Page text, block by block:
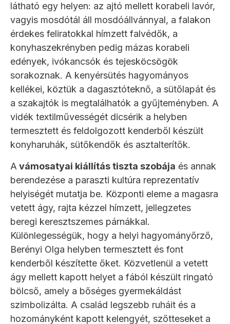
látható egy helyen: az ajtó mellett korabeli lavór,
vagyis mosdótál áll mosdóállvánnyal, a falakon
érdekes feliratokkal hímzett falvédők, a
konyhaszekrényben pedig mázas korabeli
edények, ivókancsók és tejesköcsögök
sorakoznak. A kenyérsütés hagyományos
kellékei, köztük a dagasztóteknő, a sütőlapát és
a szakajtók is megtalálhatók a gyűjteményben. A
vidék textilművességét dicsérik a helyben
termesztett és feldolgozott kenderből készült
konyharuhák, sütőkendők és asztalterítők.
Avámosatyai kiállítás tiszta szobája és annak
berendezése a paraszti kultúra reprezentatív
helyiségét mutatja be. Központi eleme a magasra
vetett ágy, rajta kézzel hímzett, jellegzetes
beregi keresztszemes párnákkal.
Különlegességük, hogy a helyi hagyományőrző,
Berényi Olga helyben termesztett és font
kenderből készítette őket. Közvetlenül a vetett
ágy mellett kapott helyet a fából készült ringató
bölcső, amely a bőséges gyermekáldást
szimbolizálta. A család legszebb ruháit és a
hozományként kapott kelengyét, szőtteseket a